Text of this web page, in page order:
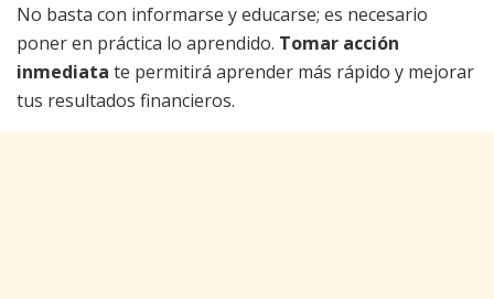
No basta con informarse y educarse; es necesario
poner en práctica lo aprendido. Tomar acción
inmediata te permitirá aprender más rápido y mejorar
tus resultados financieros.